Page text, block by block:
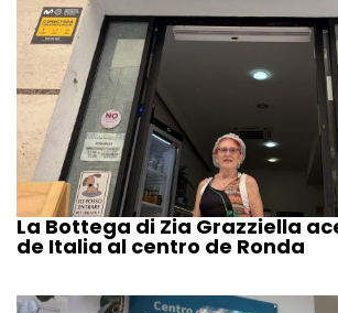
La Bottega di Zia Grazziella
de Italia al centro de Ronda